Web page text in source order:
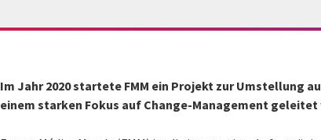
Im Jahr 2020 startete FMM ein Projekt zur Umstellung
einem starken Fokus auf Change-Management geleitet